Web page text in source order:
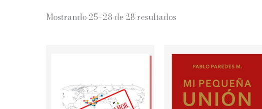
Mostrando 25–28 de 28 resultados